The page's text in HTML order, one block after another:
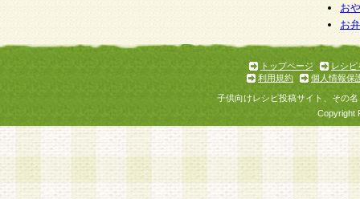
個人情報を与えることは任意ですが、個人情報
意をいただけない場合には、当社のサービスの
お問い合わせ・ご相談への対応ができない場合
お
お
トップページ
レシピ
利用規約
個人情報保
子供向けレシピ投稿サイト、その
Copyright